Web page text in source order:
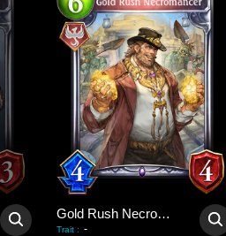
Gold Rush Necromancer
Trait : -